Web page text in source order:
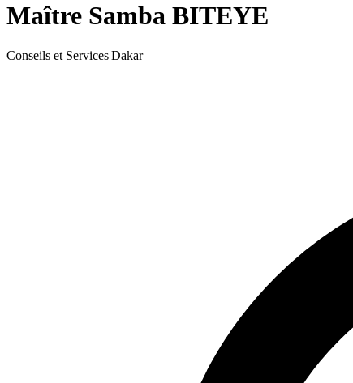
Maître Samba BITEYE
Conseils et Services|Dakar